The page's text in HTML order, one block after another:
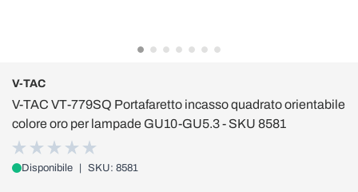
V-TAC
V-TAC VT-779SQ Portafaretto incasso quadrato orientabile
colore oro per lampade GU10-GU5.3 - SKU 8581
Disponibile SKU: 8581